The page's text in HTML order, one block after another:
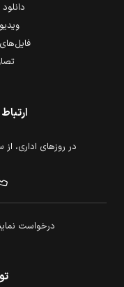
در روزهای اداری، از ساعت 8 الی 17
درخواست